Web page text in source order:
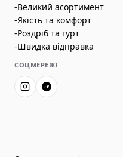
-Великий асортимент
-Якість та комфорт
-Роздріб та гурт
-Швидка відправка
СОЦМЕРЕЖІ